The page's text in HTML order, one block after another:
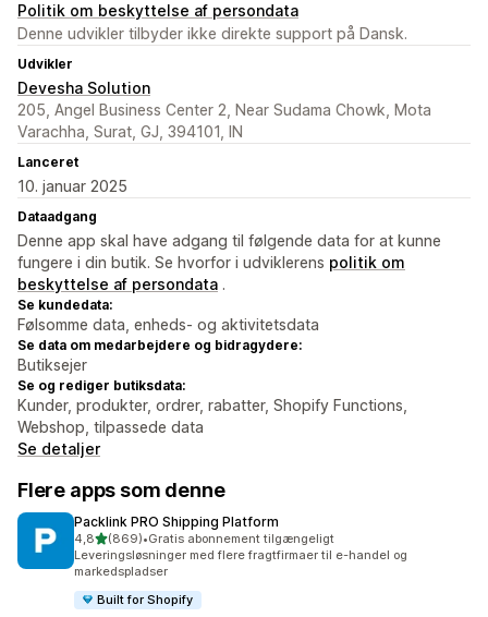
Politik om beskyttelse af persondata
Denne udvikler tilbyder ikke direkte support på Dansk.
Udvikler
Devesha Solution
205, Angel Business Center 2, Near Sudama Chowk, Mota
Varachha, Surat, GJ, 394101, IN
Lanceret
10. januar 2025
Dataadgang
Denne app skal have adgang til følgende data for at kunne
fungere i din butik. Se hvorfor i udviklerens politik om
beskyttelse af persondata .
Se kundedata:
Følsomme data, enheds- og aktivitetsdata
Se data om medarbejdere og bidragydere:
Butiksejer
Se og rediger butiksdata:
Kunder, produkter, ordrer, rabatter, Shopify Functions,
Webshop, tilpassede data
Se detaljer
Flere apps som denne
Packlink PRO Shipping Platform
4,8ud af 5 stjerner
(869)
869 anmeldelser i alt
•Gratis abonnement tilgængeligt
Leveringsløsninger med flere fragtfirmaer til e-handel og
markedspladser
Built for Shopify